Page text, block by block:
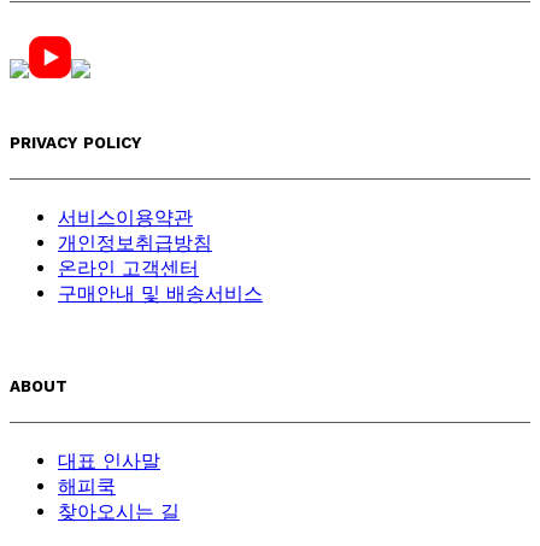
PRIVACY POLICY
서비스이용약관
개인정보취급방침
온라인 고객센터
구매안내 및 배송서비스
ABOUT
대표 인사말
해피쿡
찾아오시는 길